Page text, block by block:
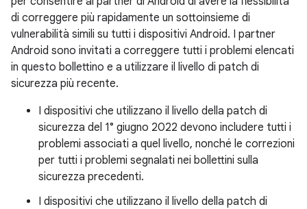
di correggere più rapidamente un sottoinsieme di
vulnerabilità simili su tutti i dispositivi Android. I partner
Android sono invitati a correggere tutti i problemi elencati
in questo bollettino e a utilizzare il livello di patch di
sicurezza più recente.
I dispositivi che utilizzano il livello della patch di
sicurezza del 1° giugno 2022 devono includere tutti i
problemi associati a quel livello, nonché le correzioni
per tutti i problemi segnalati nei bollettini sulla
sicurezza precedenti.
I dispositivi che utilizzano il livello della patch di